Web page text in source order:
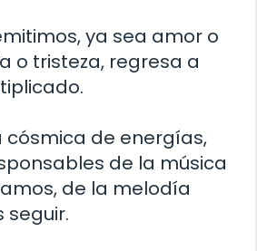
ya sea amor o
o tristeza, regresa a
cósmica de energías,
de la música
de la melodía
seguir.